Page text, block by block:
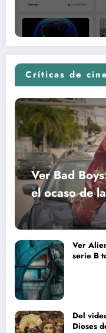
Críticas de cine
Ver Bad
el ocaso de
Ver
serie B
Del
Dioses